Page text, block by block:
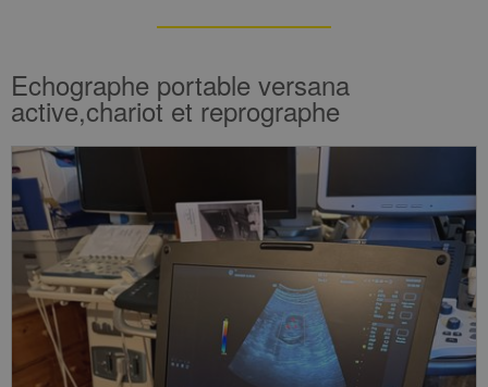
Echographe portable versana
active,chariot et reprographe